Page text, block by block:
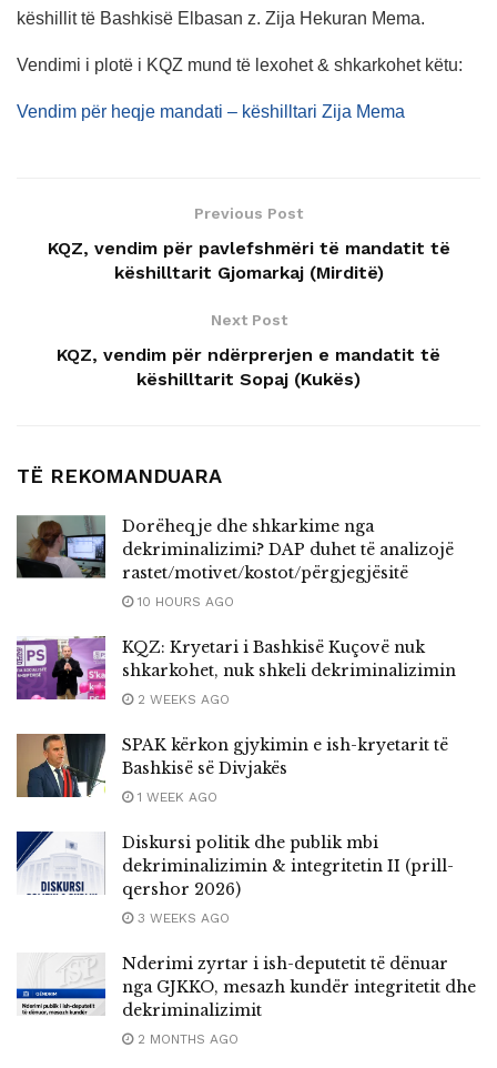
këshillit të Bashkisë Elbasan z. Zija Hekuran Mema.
Vendimi i plotë i KQZ mund të lexohet & shkarkohet këtu:
Vendim për heqje mandati – këshilltari Zija Mema
Previous Post
KQZ, vendim për pavlefshmëri të mandatit të
këshilltarit Gjomarkaj (Mirditë)
Next Post
KQZ, vendim për ndërprerjen e mandatit të
këshilltarit Sopaj (Kukës)
TË REKOMANDUARA
Dorëheqje dhe shkarkime nga
dekriminalizimi? DAP duhet të analizojë
rastet/motivet/kostot/përgjegjësitë
10 HOURS AGO
KQZ: Kryetari i Bashkisë Kuçovë nuk
shkarkohet, nuk shkeli dekriminalizimin
2 WEEKS AGO
SPAK kërkon gjykimin e ish-kryetarit të
Bashkisë së Divjakës
1 WEEK AGO
Diskursi politik dhe publik mbi
dekriminalizimin & integritetin II (prill-
qershor 2026)
3 WEEKS AGO
Nderimi zyrtar i ish-deputetit të dënuar
nga GJKKO, mesazh kundër integritetit dhe
dekriminalizimit
2 MONTHS AGO